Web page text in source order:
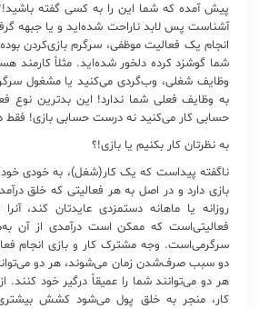
پیش آمده که شما این را به کسی گفته
آشناست پس لابد ناراحت شده‌اید و یا جبهه
انجام یک فعالیت موظفی، سرگرم بازی‌کردن
شما گوشزد کرده دلخور شده‌اید. مثلاً کارمند
وظایف شغلی، وب‌گردی می‌کنید یا مشغول
به وظایف فعلی شما ندارد! این بدترین نوع
حسابی کار می‌کنید نه درست حسابی بازی! فقط
به نظرتان کار بکنیم یا بازی!؟
ناگفته پیداست که یک کار(شغل)، به خودی
بازی دارد و در اصل به هر فعالیتی که خلق
روزانه یا ماهانه دستمزدی عایدتان کند،
فعالیتی‌است که ممکن است درآمدی از آن
سرگرمی‌است. وجه مشترک کار و بازی انجام
دو سبب صرف‌شدن زمان می‌شوند، هر دو
هر دو می‌توانند شما را عمیقاً درگیر خود کنند.
کار، منجر به خلق پول می‌شود کشش بیشتری